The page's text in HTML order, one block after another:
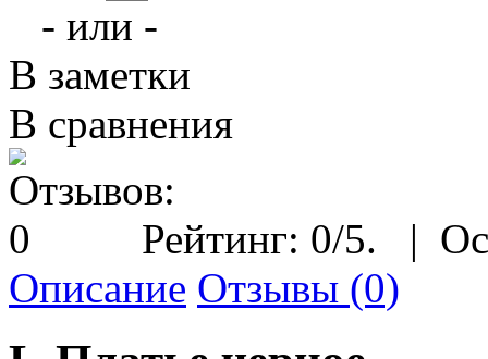
- или -
В заметки
В сравнения
Рейтинг: 0/5. |
Описание Отзывы (0)